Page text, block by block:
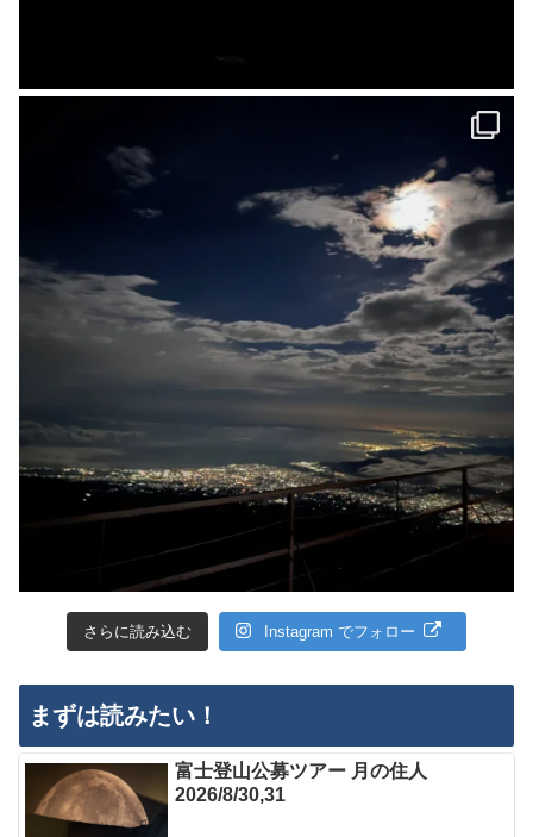
さらに読み込む Instagram でフォロー
まずは読みたい！
富士登山公募ツアー 月の住人
2026/8/30,31